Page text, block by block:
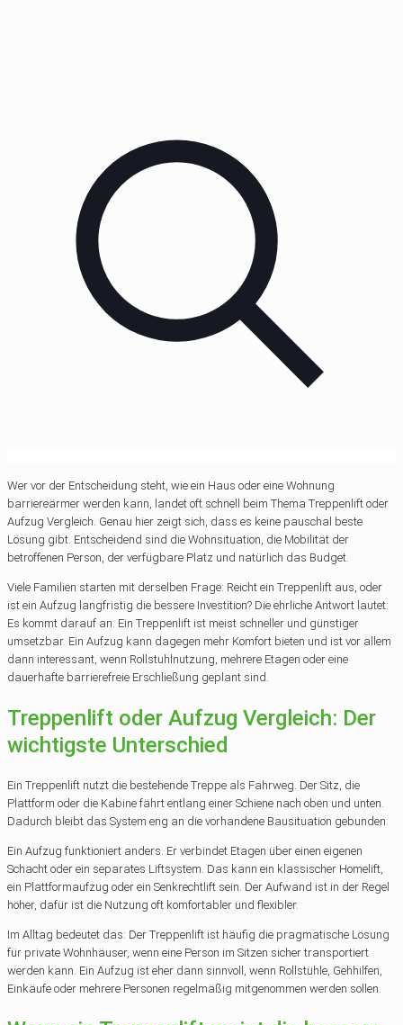
Wer vor der Entscheidung steht, wie ein Haus oder eine Wohnung
barriereärmer werden kann, landet oft schnell beim Thema Treppenlift oder
Aufzug Vergleich. Genau hier zeigt sich, dass es keine pauschal beste
Lösung gibt. Entscheidend sind die Wohnsituation, die Mobilität der
betroffenen Person, der verfügbare Platz und natürlich das Budget.
Viele Familien starten mit derselben Frage: Reicht ein Treppenlift aus, oder
ist ein Aufzug langfristig die bessere Investition? Die ehrliche Antwort lautet:
Es kommt darauf an. Ein Treppenlift ist meist schneller und günstiger
umsetzbar. Ein Aufzug kann dagegen mehr Komfort bieten und ist vor allem
dann interessant, wenn Rollstuhlnutzung, mehrere Etagen oder eine
dauerhafte barrierefreie Erschließung geplant sind.
Treppenlift oder Aufzug Vergleich: Der
wichtigste Unterschied
Ein Treppenlift nutzt die bestehende Treppe als Fahrweg. Der Sitz, die
Plattform oder die Kabine fährt entlang einer Schiene nach oben und unten.
Dadurch bleibt das System eng an die vorhandene Bausituation gebunden.
Ein Aufzug funktioniert anders. Er verbindet Etagen über einen eigenen
Schacht oder ein separates Liftsystem. Das kann ein klassischer Homelift,
ein Plattformaufzug oder ein Senkrechtlift sein. Der Aufwand ist in der Regel
höher, dafür ist die Nutzung oft komfortabler und flexibler.
Im Alltag bedeutet das: Der Treppenlift ist häufig die pragmatische Lösung
für private Wohnhäuser, wenn eine Person im Sitzen sicher transportiert
werden kann. Ein Aufzug ist eher dann sinnvoll, wenn Rollstühle, Gehhilfen,
Einkäufe oder mehrere Personen regelmäßig mitgenommen werden sollen.